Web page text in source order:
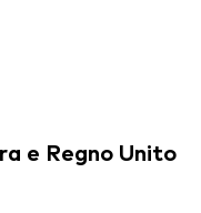
e Regno Unito